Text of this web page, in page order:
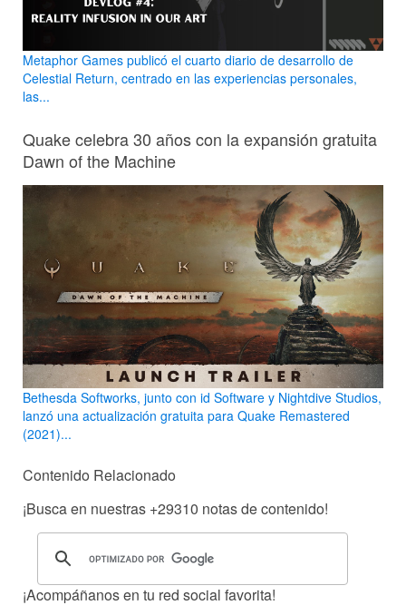
Metaphor Games publicó el cuarto diario de desarrollo de
Celestial Return, centrado en las experiencias personales,
las...
Quake celebra 30 años con la expansión gratuita
Dawn of the Machine
Bethesda Softworks, junto con id Software y Nightdive Studios,
lanzó una actualización gratuita para Quake Remastered
(2021)...
Contenido Relacionado
¡Busca en nuestras +29310 notas de contenido!
¡Acompáñanos en tu red social favorita!